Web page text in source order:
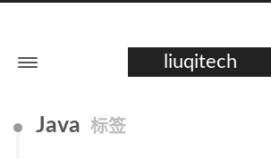
liuqitech
Java 标签